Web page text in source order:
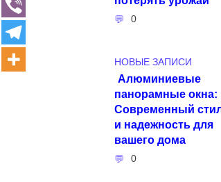
0
НОВЫЕ ЗАПИСИ
Алюминиевые
панорамные окна:
Современный
и надежность для
вашего дома
0